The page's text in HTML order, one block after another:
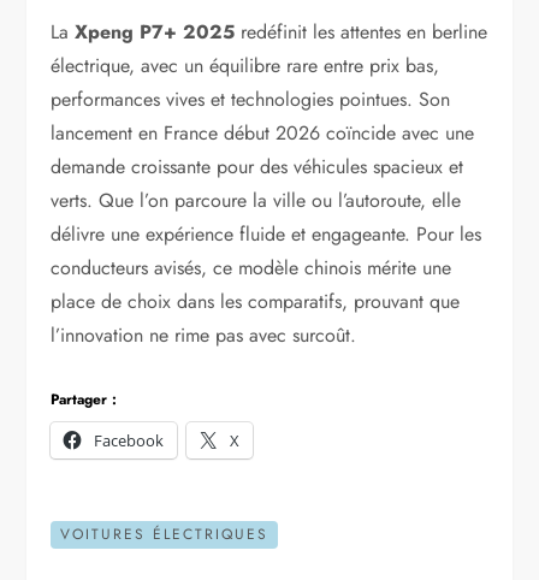
LaXpeng P7+ 2025 redéfinit les attentes en berline
électrique, avec un équilibre rare entre prix bas,
performances vives et technologies pointues. Son
lancement en France début 2026 coïncide avec une
demande croissante pour des véhicules spacieux et
verts. Que l’on parcoure la ville ou l’autoroute, elle
délivre une expérience fluide et engageante. Pour les
conducteurs avisés, ce modèle chinois mérite une
place de choix dans les comparatifs, prouvant que
l’innovation ne rime pas avec surcoût.
Partager :
Facebook
X
VOITURES ÉLECTRIQUES